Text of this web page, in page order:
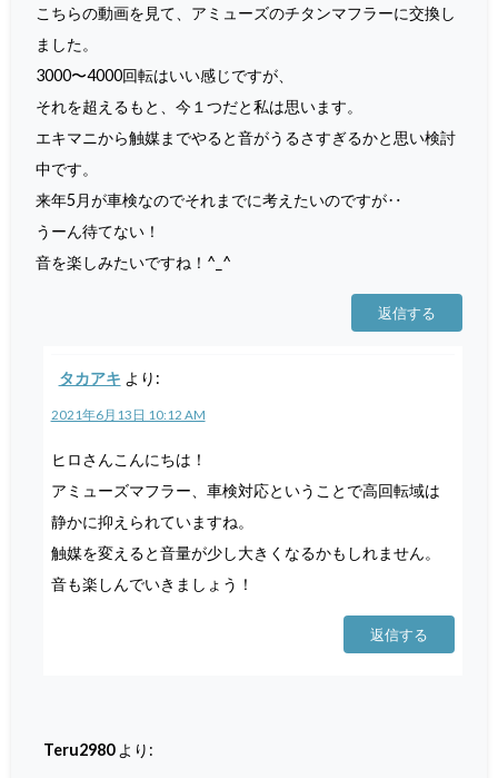
こちらの動画を見て、アミューズのチタンマフラーに交換し
ました。
3000〜4000回転はいい感じですが、
それを超えるもと、今１つだと私は思います。
エキマニから触媒までやると音がうるさすぎるかと思い検討
中です。
来年5月が車検なのでそれまでに考えたいのですが‥
うーん待てない！
音を楽しみたいですね！^_^
返信する
タカアキ より:
2021年6月13日 10:12 AM
ヒロさんこんにちは！
アミューズマフラー、車検対応ということで高回転域は
静かに抑えられていますね。
触媒を変えると音量が少し大きくなるかもしれません。
音も楽しんでいきましょう！
返信する
Teru2980 より: